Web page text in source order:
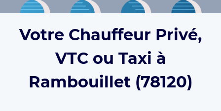
Votre Chauffeur Privé,
VTC ou Taxi à
Rambouillet (78120)